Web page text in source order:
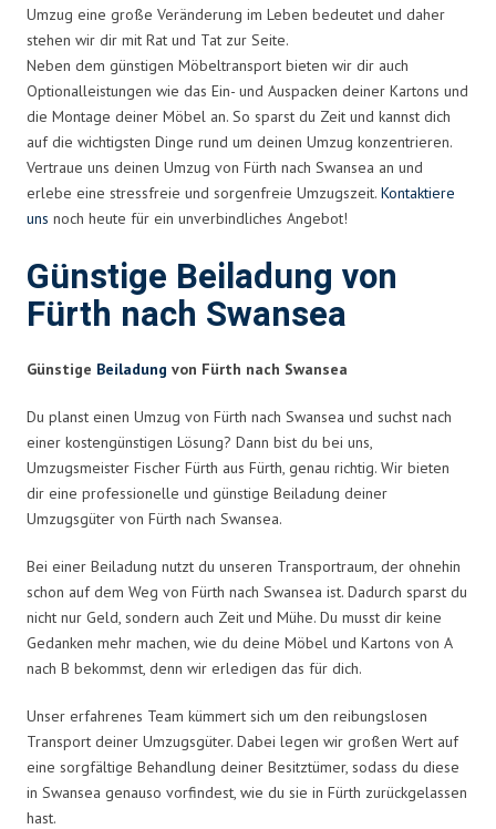
Umzug eine große Veränderung im Leben bedeutet und daher
stehen wir dir mit Rat und Tat zur Seite.
Neben dem günstigen Möbeltransport bieten wir dir auch
Optionalleistungen wie das Ein- und Auspacken deiner Kartons und
die Montage deiner Möbel an. So sparst du Zeit und kannst dich
auf die wichtigsten Dinge rund um deinen Umzug konzentrieren.
Vertraue uns deinen Umzug von Fürth nach Swansea an und
erlebe eine stressfreie und sorgenfreie Umzugszeit. Kontaktiere
uns noch heute für ein unverbindliches Angebot!
Günstige Beiladung von
Fürth nach Swansea
Günstige Beiladung von Fürth nach Swansea
Du planst einen Umzug von Fürth nach Swansea und suchst nach
einer kostengünstigen Lösung? Dann bist du bei uns,
Umzugsmeister Fischer Fürth aus Fürth, genau richtig. Wir bieten
dir eine professionelle und günstige Beiladung deiner
Umzugsgüter von Fürth nach Swansea.
Bei einer Beiladung nutzt du unseren Transportraum, der ohnehin
schon auf dem Weg von Fürth nach Swansea ist. Dadurch sparst du
nicht nur Geld, sondern auch Zeit und Mühe. Du musst dir keine
Gedanken mehr machen, wie du deine Möbel und Kartons von A
nach B bekommst, denn wir erledigen das für dich.
Unser erfahrenes Team kümmert sich um den reibungslosen
Transport deiner Umzugsgüter. Dabei legen wir großen Wert auf
eine sorgfältige Behandlung deiner Besitztümer, sodass du diese
in Swansea genauso vorfindest, wie du sie in Fürth zurückgelassen
hast.